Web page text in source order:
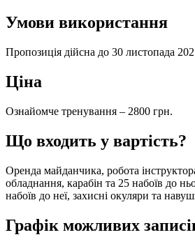
Умови використання
Пропозиція дійсна до 30 листопада
Ціна
Ознайомче тренування – 2800 грн.
Що входить у вартість?
Оренда майданчика, робота
обладнання, карабін та 25 набоїв до
набоїв до неї, захисні окуляри та
Графік можливих